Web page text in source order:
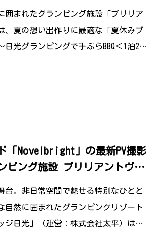
囲まれたグランピング施設「ブリリア
、夏の想い出作りに最適な「夏休みプ
光グランピングで手ぶらBBQ＜1泊2食
「Novelbright」の最新PV撮影
ピング施設 ブリリアントヴィ
台。非日常空間で魅せる特別なひとと
自然に囲まれたグランピングリゾート
ジ日光」（運営：株式会社太平）は、